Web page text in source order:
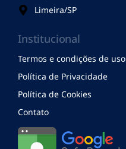
Limeira/SP
Institucional
Termos e condições de uso
Política de Privacidade
Política de Cookies
Contato